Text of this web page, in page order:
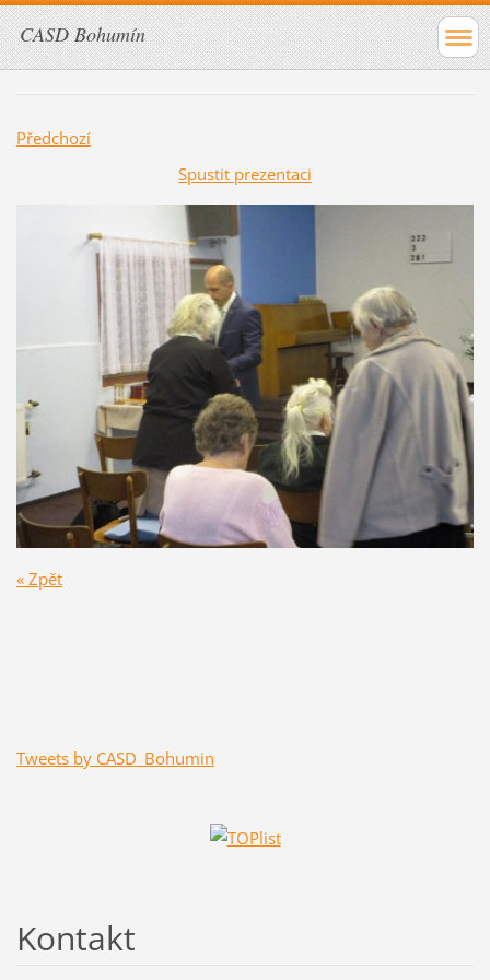
CASD Bohumín
Předchozí
Spustit prezentaci
« Zpět
Tweets by CASD_Bohumin
Kontakt